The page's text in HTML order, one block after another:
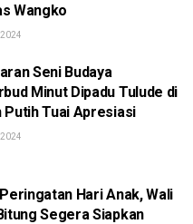
Wangko
Seni Budaya
Minut Dipadu Tulude di
Putih Tuai Apresiasi
Hari Anak, Wali
Segera Siapkan